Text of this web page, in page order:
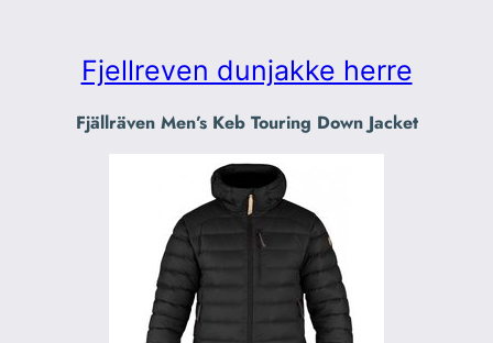
Fjellreven dunjakke herre
Fjällräven Men’s Keb Touring Down Jacket